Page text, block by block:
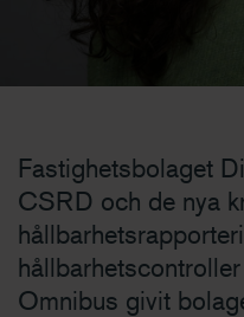
Fastighetsbolaget
CSRD och de nya
Omnibus givit